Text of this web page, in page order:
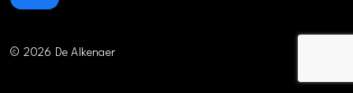
© 2026 De Alkenaer